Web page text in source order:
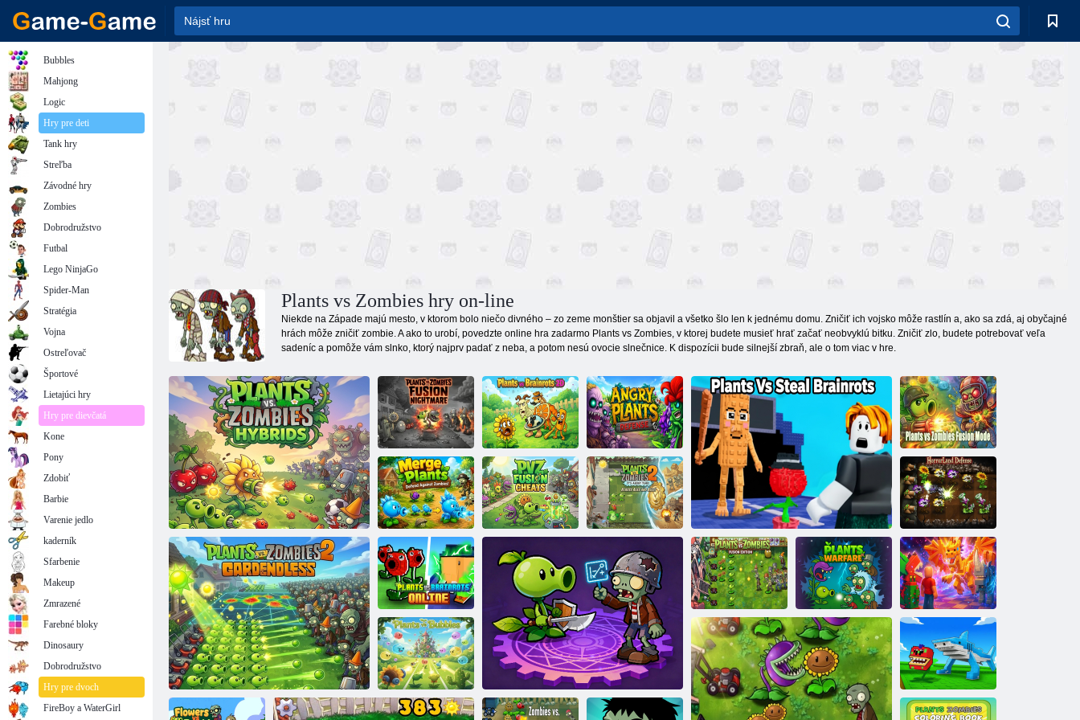
Plants vs Zombies hry on-line
Niekde na Západe majú mesto, v ktorom bolo niečo divného – zo zeme monštier sa objavil a všetko šlo len k jednému domu. Zničiť ich vojsko môže rastlín a, ako sa zdá, aj obyčajné
hrách môže zničiť zombie. A ako to urobí, povedzte online hra zadarmo Plants vs Zombies, v ktorej budete musieť hrať začať neobvyklú bitku. Zničiť zlo, budete potrebovať veľa
sadeníc a pomôže vám slnko, ktorý najprv padať z neba, a potom nesú ovocie slnečnice. K dispozícii bude silnejší zbraň, ale o tom viac v hre.
Rastliny vs hybridy zombie
Rastliny vs.
Nočná mora
Zombies Fusion
Rastliny vs
Brainrot 2D
Ochrana zlých
rastlín
Rastliny vs memy
Plants vs
Zombies Merge
Mode
Plant Merge –
Zombie Defense
Rastliny vs.
Zombie: Fusion
Rastliny vs.
Zombies 2: Je
čas
Obrana krajiny
hrôzy
Rastlina vs.
Brainroth online
Plants vs.
Zombies: Fusion
Edition
Vojna rastlín
Rastliny vs
Zombies
Brainroth
Bubbles
Mahjong
Logic
Hry pre deti
Tank hry
Streľba
Závodné hry
Zombies
Dobrodružstvo
Futbal
Lego NinjaGo
Spider-Man
Stratégia
Vojna
Ostreľovač
Športové
Lietajúci hry
Hry pre dievčatá
Kone
Pony
Zdobiť
Barbie
Varenie jedlo
kaderník
Sfarbenie
Makeup
Zmrazené
Farebné bloky
Dinosaury
Dobrodružstvo
Hry pre dvoch
FireBoy a WaterGirl